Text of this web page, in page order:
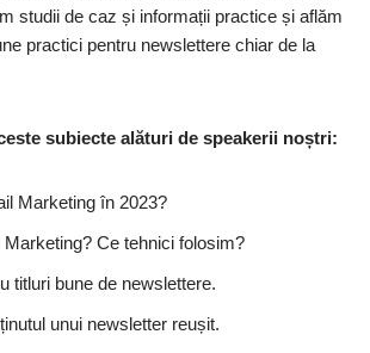
studii de caz și informații practice și aflăm
practici pentru newslettere chiar de la
subiecte alături de speakerii noștri:
Marketing în 2023?
Ce tehnici folosim?
titluri bune de newslettere.
unui newsletter reușit.